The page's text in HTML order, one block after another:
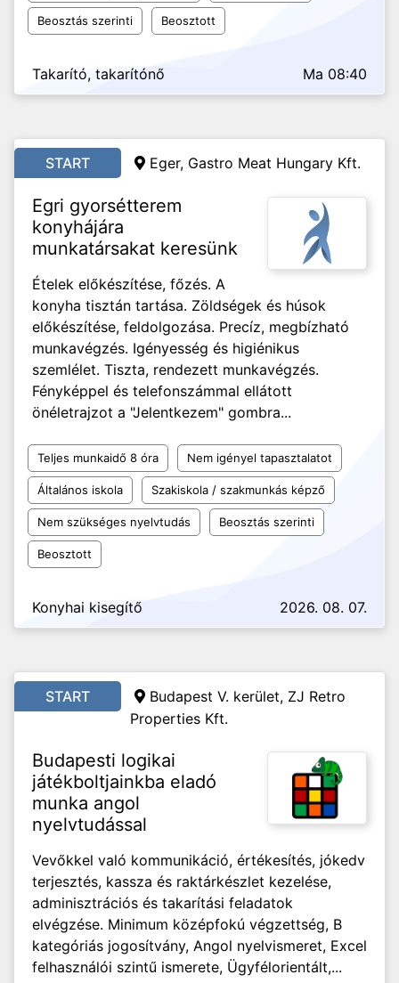
Beosztás szerinti Beosztott
Takarító, takarítónő Ma 08:40
START Eger, Gastro Meat Hungary Kft.
Egri gyorsétterem
konyhájára
munkatársakat keresünk
Ételek előkészítése, főzés. A
konyha tisztán tartása. Zöldségek és húsok
előkészítése, feldolgozása. Precíz, megbízható
munkavégzés. Igényesség és higiénikus
szemlélet. Tiszta, rendezett munkavégzés.
Fényképpel és telefonszámmal ellátott
önéletrajzot a "Jelentkezem" gombra...
Teljes munkaidő 8 óra Nem igényel tapasztalatot
Általános iskola Szakiskola / szakmunkás képző
Nem szükséges nyelvtudás Beosztás szerinti
Beosztott
Konyhai kisegítő 2026. 08. 07.
START
Budapest V. kerület, ZJ Retro
Properties Kft.
Budapesti logikai
játékboltjainkba eladó
munka angol
nyelvtudással
Vevőkkel való kommunikáció, értékesítés, jókedv
terjesztés, kassza és raktárkészlet kezelése,
adminisztrációs és takarítási feladatok
elvégzése. Minimum középfokú végzettség, B
kategóriás jogosítvány, Angol nyelvismeret, Excel
felhasználói szintű ismerete, Ügyfélorientált,...